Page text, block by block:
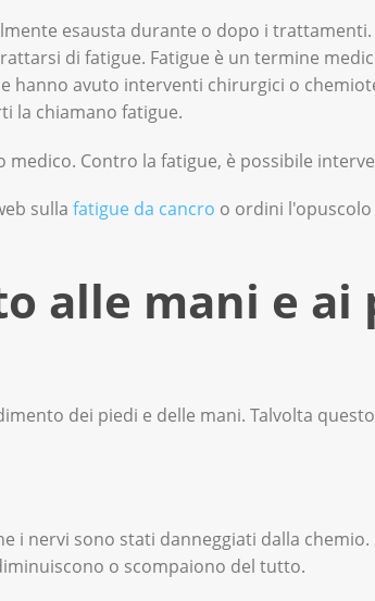
esausta durante o dopo i
di fatigue. Fatigue è un termine
avuto interventi chirurgici o
la chiamano fatigue.
medico. Contro la fatigue, è possibile
sulla fatigue da cancro o ordini l'opuscolo
alle mani e ai
dei piedi e delle mani. Talvolta
i nervi sono stati danneggiati dalla
o scompaiono del tutto.